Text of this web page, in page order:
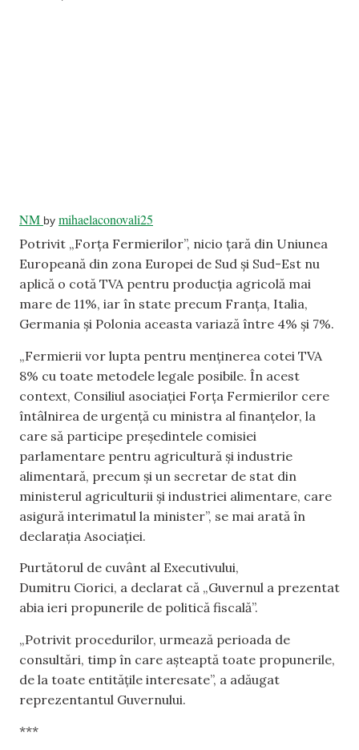
NM by mihaelaconovali25
Potrivit „Forța Fermierilor”, nicio țară din Uniunea
Europeană din zona Europei de Sud și Sud-Est nu
aplică o cotă TVA pentru producția agricolă mai
mare de 11%, iar în state precum Franța, Italia,
Germania și Polonia aceasta variază între 4% și 7%.
„Fermierii vor lupta pentru menținerea cotei TVA
8% cu toate metodele legale posibile. În acest
context, Consiliul asociației Forța Fermierilor cere
întâlnirea de urgență cu ministra al finanțelor, la
care să participe președintele comisiei
parlamentare pentru agricultură și industrie
alimentară, precum și un secretar de stat din
ministerul agriculturii și industriei alimentare, care
asigură interimatul la minister”, se mai arată în
declarația Asociației.
Purtătorul de cuvânt al Executivului,
Dumitru Ciorici, a declarat că „Guvernul a prezentat
abia ieri propunerile de politică fiscală”.
„Potrivit procedurilor, urmează perioada de
consultări, timp în care așteaptă toate propunerile,
de la toate entitățile interesate”, a adăugat
reprezentantul Guvernului.
***